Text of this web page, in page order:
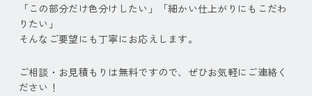
「この部分だけ色分けしたい」「細かい仕上がりにもこだわ
りたい」
そんなご要望にも丁寧にお応えします。
ご相談・お見積もりは無料ですので、ぜひお気軽にご連絡く
ださい！